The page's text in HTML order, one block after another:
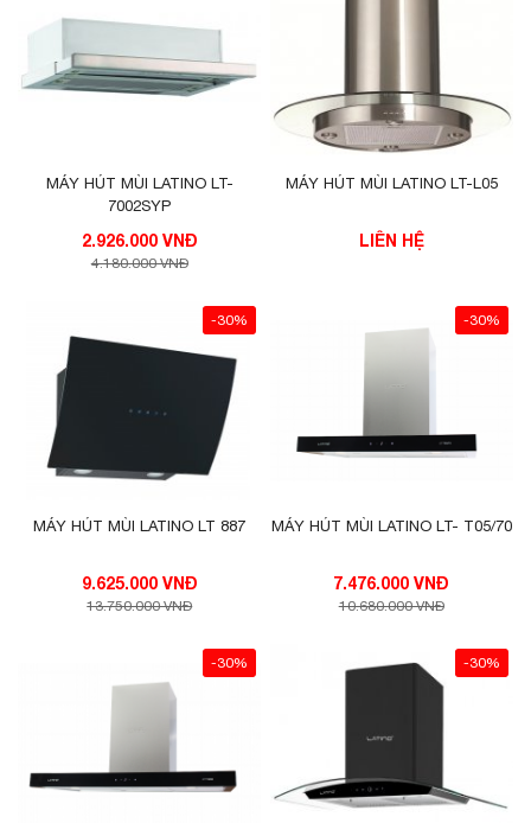
MÁY HÚT MÙI LATINO LT-
7002SYP
2.926.000 VNĐ
4.180.000 VNĐ
MÁY HÚT MÙI LATINO LT-L05
LIÊN HỆ
-30%
MÁY HÚT MÙI LATINO LT 887
9.625.000 VNĐ
13.750.000 VNĐ
-30%
MÁY HÚT MÙI LATINO LT- T05/70
7.476.000 VNĐ
10.680.000 VNĐ
-30% -30%